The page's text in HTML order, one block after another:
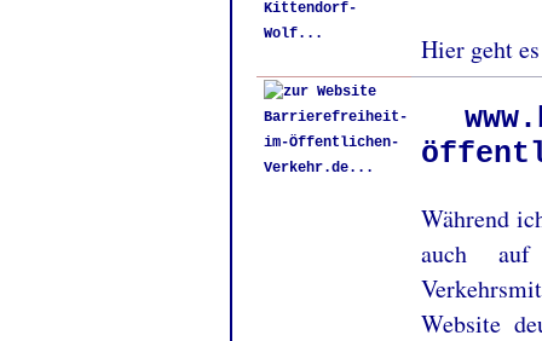
Hier geht
Während
auch
Website